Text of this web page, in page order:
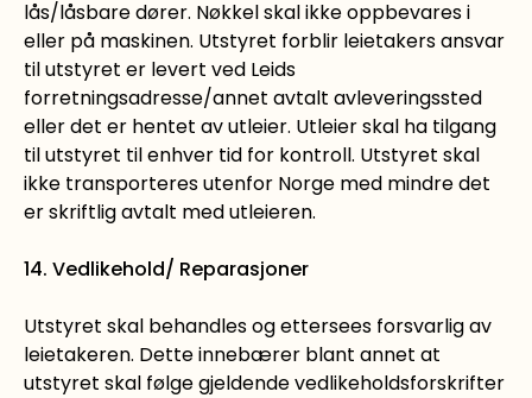
lås/låsbare dører. Nøkkel skal ikke oppbevares i
eller på maskinen. Utstyret forblir leietakers ansvar
til utstyret er levert ved Leids
forretningsadresse/annet avtalt avleveringssted
eller det er hentet av utleier. Utleier skal ha tilgang
til utstyret til enhver tid for kontroll. Utstyret skal
ikke transporteres utenfor Norge med mindre det
er skriftlig avtalt med utleieren.
14. Vedlikehold/ Reparasjoner
Utstyret skal behandles og ettersees forsvarlig av
leietakeren. Dette innebærer blant annet at
utstyret skal følge gjeldende vedlikeholdsforskrifter